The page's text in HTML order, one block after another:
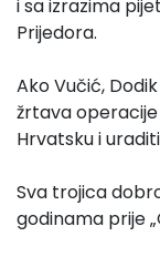
i sa izrazima
Prijedora.
Ako Vučić,
žrtava operacije
Hrvatsku i
Sva trojica
godinama prije